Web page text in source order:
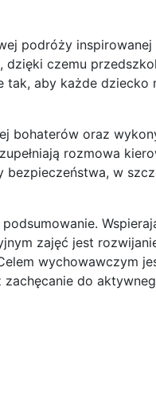
podróży inspirowanej
dzięki czemu
tak, aby każde dziecko
bohaterów oraz
rozmowa
w
zajęć jest
wychowawczym
do